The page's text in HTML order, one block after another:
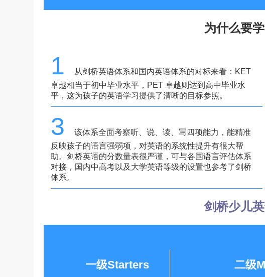
为什么要
1
从剑桥英语体系和国内英语体系的对标来看：KET
卓越相当于初中毕业水平，PET 卓越则达到高中毕业水
平，这为孩子的英语学习提供了清晰的目标参照。
3
该体系全面考察听、说、读、写四项能力，能精准
反映孩子的语言强弱项，对英语的系统性提升有很大帮
助。剑桥英语的分数量表很严谨，可与各国语言评估体系
对接，国内中高考以及大学英语等级的设置也参考了剑桥
体系。
剑桥少儿
一级Starters 二级